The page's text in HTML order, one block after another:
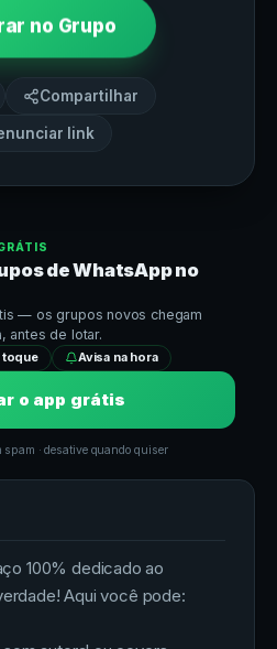
no Grupo
Compartilhar
link
deWhatsAppno
— os grupos novos chegam
antes de lotar.
toque Avisa na hora
o app grátis
spam · desative quando quiser
100% dedicado ao
Aqui você pode: